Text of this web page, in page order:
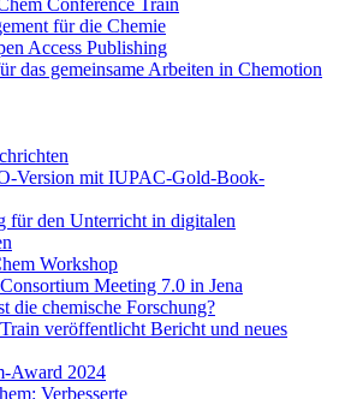
Conference Train
für die Chemie
Access Publishing
das gemeinsame Arbeiten in Chemotion
Version mit IUPAC-Gold-Book-
für den Unterricht in digitalen
Workshop
Meeting 7.0 in Jena
die chemische Forschung?
veröffentlicht Bericht und neues
Award 2024
Verbesserte